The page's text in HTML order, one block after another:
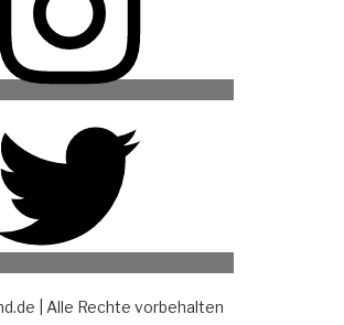
| Alle Rechte vorbehalten